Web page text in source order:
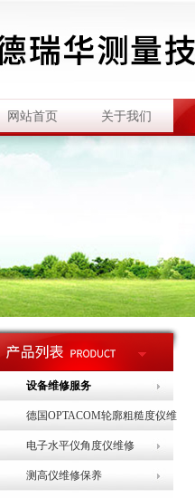
网站首页 关于我们
设备维修服务
德国OPTACOM轮廓粗糙度仪维
修
电子水平仪角度仪维修
测高仪维修保养